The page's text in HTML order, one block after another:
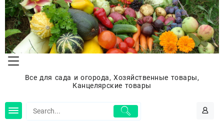
Перейти
содержимому
Все для сада и огорода, Хозяйственные товары,
Канцелярские товары